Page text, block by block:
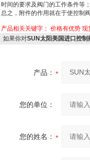
时间的要求及阀门的工作条件等
总之，附件的作用就在于使控制
产品相关关键字： 价格有优势 现
如果你对SUN太阳美国进口控
产品：
您的单位：
您的姓名：